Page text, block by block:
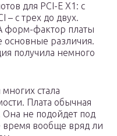
для PCI-E X1: с
– с трех до двух.
форм-фактор платы
основные различия.
получила немного
стала
Плата обычная
Она не подойдет под
вообще вряд ли